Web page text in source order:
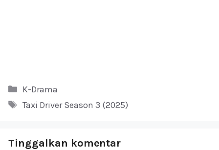
Kategori
K-Drama
Tag
Taxi Driver Season 3 (2025)
Tinggalkan komentar